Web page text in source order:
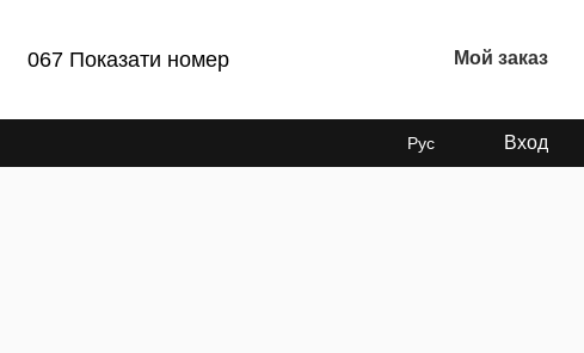
067 Показати номер Мой заказ
Рус Вход